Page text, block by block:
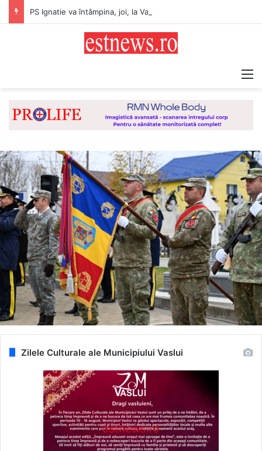
Zilele Culturale ale Municipiului Vaslui